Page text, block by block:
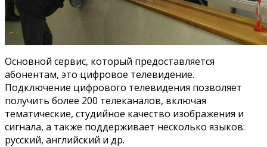
Основной сервис, который предоставляется
абонентам, это цифровое телевидение.
Подключение цифрового телевидения позволяет
получить более 200 телеканалов, включая
тематические, студийное качество изображения и
сигнала, а также поддерживает несколько языков:
русский, английский и др.